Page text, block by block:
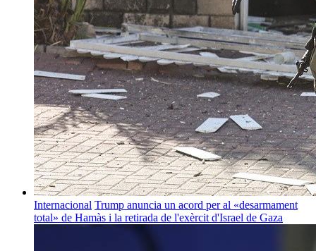
Internacional Trump anuncia un acord per al «desarmament
total» de Hamàs i la retirada de l'exèrcit d'Israel de Gaza